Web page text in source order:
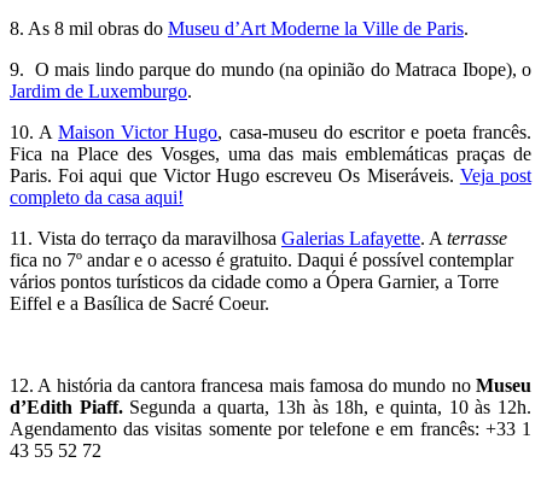
8. As 8 mil obras do Museu d’Art Moderne la Ville de Paris.
9. O mais lindo parque do mundo (na opinião do Matraca Ibope), o
Jardim de Luxemburgo.
10. AMaison Victor Hugo, casa-museu do escritor e poeta francês.
Fica na Place des Vosges, uma das mais emblemáticas praças de
Paris. Foi aqui que Victor Hugo escreveu Os Miseráveis. Veja post
completo da casa aqui!
11. Vista do terraço da maravilhosa Galerias Lafayette. A terrasse
fica no 7º andar e o acesso é gratuito. Daqui é possível contemplar
vários pontos turísticos da cidade como a Ópera Garnier, a Torre
Eiffel e a Basílica de Sacré Coeur.
12. A história da cantora francesa mais famosa do mundo no Museu
d’Edith Piaff.Segunda a quarta, 13h às 18h, e quinta, 10 às 12h.
Agendamento das visitas somente por telefone e em francês: +33 1
43 55 52 72